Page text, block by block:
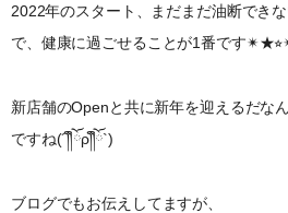
2022年のスタート、まだまだ油断でき
で、健康に過ごせることが1番です
新店舗のOpenと共に新年を迎えるだな
ですね(´༎ຶོρ༎ຶོ`)
ブログでもお伝えしてますが、